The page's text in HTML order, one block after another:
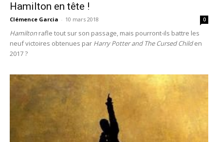
Hamilton en tête !
Clémence Garcia - 10 mars 2018 0
Hamilton rafle tout sur son passage, mais pourront-ils battre les
neuf victoires obtenues par Harry Potter and The Cursed Childen
2017 ?